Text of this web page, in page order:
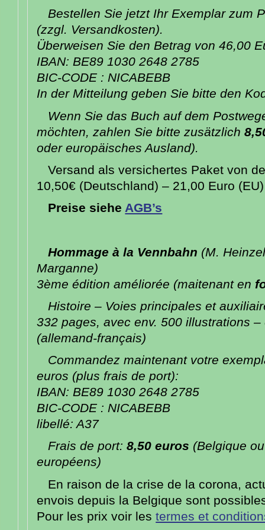
Bestellen Sie jetzt Ihr Exemplar zum
(zzgl. Versandkosten).
Überweisen Sie den Betrag von 46,00
IBAN: BE89 1030 2648 2785
BIC-CODE : NICABEBB
In der Mitteilung geben Sie bitte den
Wenn Sie das Buch auf dem
möchten, zahlen Sie bitte zusätzlich
oder europäisches Ausland).
Versand als versichertes Paket von
10,50€ (Deutschland) – 21,00 Euro (EU)
Preise sieheAGB’s
Hommage à la Vennbahn (M.
Marganne)
3ème édition améliorée (maitenant en
Histoire – Voies principales et
332 pages, avec env. 500 illustrations
(allemand-français)
Commandez maintenant votre
euros (plus frais de port):
IBAN: BE89 1030 2648 2785
BIC-CODE : NICABEBB
libellé: A37
Frais de port:8,50 euros (Belgique
européens)
En raison de la crise de la corona,
envois depuis la Belgique sont
Pour les prix voir lestermes et